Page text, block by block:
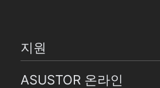
지원
ASUSTOR 온라인